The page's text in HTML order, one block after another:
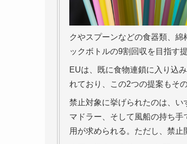
クやスプーンなどの食器類、
ックボトルの9割回収を目指す
EUは、既に食物連鎖に入り込
れており、この2つの提案もそ
禁止対象に挙げられたのは、い
マドラー、そして風船の持ち
用が求められる。ただし、禁止